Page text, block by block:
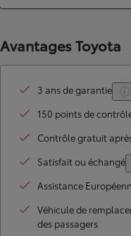
Avantages Toyota
3 ans de garantie
150 points de
Contrôle gratuit
Satisfait ou échangé
Assistance
Véhicule de
des passagers